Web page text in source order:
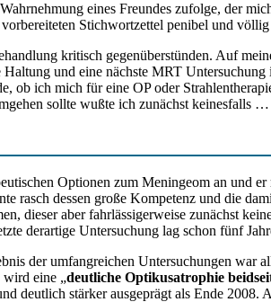
eines Freundes zufolge, der
Stichwortzettel penibel und
kritisch gegenüberstünden. Auf
und eine nächste MRT
ob ich mich für eine OP oder
sollte wußte ich zunächst keinesfalls …
Optionen zum Meningeom an und
rasch dessen große Kompetenz und die
dieser aber fahrlässigerweise zunächst
derartige Untersuchung lag schon fünf
der umfangreichen Untersuchungen war
wird eine „deutliche Optikusatrophie
deutlich stärker ausgeprägt als Ende